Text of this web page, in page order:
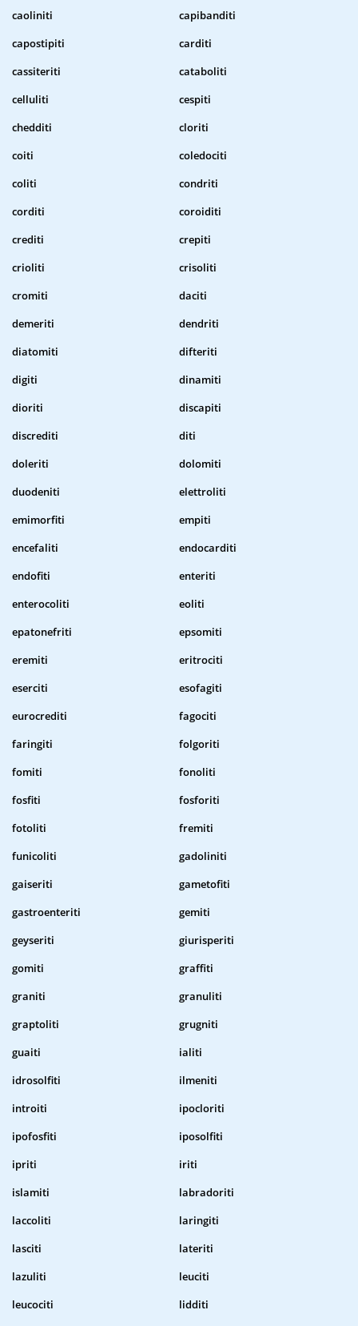
caoliniti
capibanditi
capostipiti
carditi
cassiteriti
cataboliti
celluliti
cespiti
chedditi
cloriti
coiti
coledociti
coliti
condriti
corditi
coroiditi
crediti
crepiti
crioliti
crisoliti
cromiti
daciti
demeriti
dendriti
diatomiti
difteriti
digiti
dinamiti
dioriti
discapiti
discrediti
diti
doleriti
dolomiti
duodeniti
elettroliti
emimorfiti
empiti
encefaliti
endocarditi
endofiti
enteriti
enterocoliti
eoliti
epatonefriti
epsomiti
eremiti
eritrociti
eserciti
esofagiti
eurocrediti
fagociti
faringiti
folgoriti
fomiti
fonoliti
fosfiti
fosforiti
fotoliti
fremiti
funicoliti
gadoliniti
gaiseriti
gametofiti
gastroenteriti
gemiti
geyseriti
giurisperiti
gomiti
graffiti
graniti
granuliti
graptoliti
grugniti
guaiti
ialiti
idrosolfiti
ilmeniti
introiti
ipocloriti
ipofosfiti
iposolfiti
ipriti
iriti
islamiti
labradoriti
laccoliti
laringiti
lasciti
lateriti
lazuliti
leuciti
leucociti
lidditi